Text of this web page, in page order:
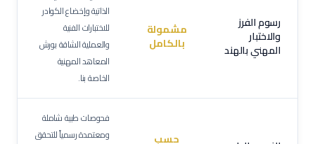
رسوم الفرز
والاختبار
المهني بالهند
مشمولة
بالكامل
الذاتية وإخضاع الكوادر
للاختبارات الفنية
والعملية الشاقة بورش
المعاهد المهنية
الخاصة بنا.
حسب
فحوصات طبية شاملة
ومعتمدة رسمياً للتحقق